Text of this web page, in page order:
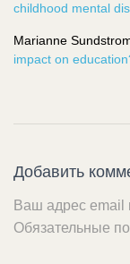
childhood mental
Marianne
impact on
Добавить
Ваш адрес email
Обязательные